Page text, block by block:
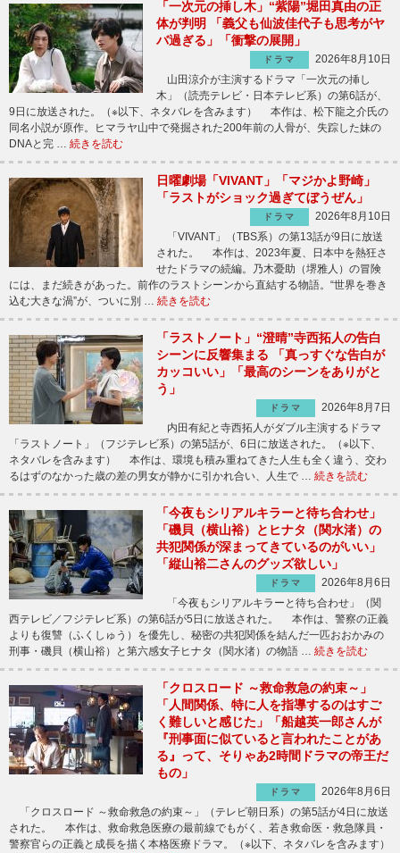
「一次元の挿し木」“紫陽”堀田真由の正
体が判明 「義父も仙波佳代子も思考がヤ
バ過ぎる」「衝撃の展開」
ドラマ
2026年8月10日
山田涼介が主演するドラマ「一次元の挿し
木」（読売テレビ・日本テレビ系）の第6話が、
9日に放送された。（※以下、ネタバレを含みます） 本作は、松下龍之介氏の
同名小説が原作。ヒマラヤ山中で発掘された200年前の人骨が、失踪した妹の
DNAと完 … 続きを読む
日曜劇場「VIVANT」「マジかよ野崎」
「ラストがショック過ぎてぼうぜん」
ドラマ
2026年8月10日
「VIVANT」（TBS系）の第13話が9日に放送
された。 本作は、2023年夏、日本中を熱狂さ
せたドラマの続編。乃木憂助（堺雅人）の冒険
には、まだ続きがあった。前作のラストシーンから直結する物語。“世界を巻き
込む大きな渦”が、ついに別 … 続きを読む
「ラストノート」“澄晴”寺西拓人の告白
シーンに反響集まる 「真っすぐな告白が
カッコいい」「最高のシーンをありがと
う」
ドラマ
2026年8月7日
内田有紀と寺西拓人がダブル主演するドラマ
「ラストノート」（フジテレビ系）の第5話が、6日に放送された。（※以下、
ネタバレを含みます） 本作は、環境も積み重ねてきた人生も全く違う、交わ
るはずのなかった歳の差の男女が静かに引かれ合い、人生で … 続きを読む
「今夜もシリアルキラーと待ち合わせ」
「磯貝（横山裕）とヒナタ（関水渚）の
共犯関係が深まってきているのがいい」
「縦山裕二さんのグッズ欲しい」
ドラマ
2026年8月6日
「今夜もシリアルキラーと待ち合わせ」（関
西テレビ／フジテレビ系）の第6話が5日に放送された。 本作は、警察の正義
よりも復讐（ふくしゅう）を優先し、秘密の共犯関係を結んだ一匹おおかみの
刑事・磯貝（横山裕）と第六感女子ヒナタ（関水渚）の物語 … 続きを読む
「クロスロード ～救命救急の約束～」
「人間関係、特に人を指導するのはすご
く難しいと感じた」「船越英一郎さんが
『刑事面に似ていると言われたことがあ
る』って、そりゃあ2時間ドラマの帝王だ
もの」
ドラマ
2026年8月6日
「クロスロード ～救命救急の約束～」（テレビ朝日系）の第5話が4日に放送
された。 本作は、救命救急医療の最前線でもがく、若き救命医・救急隊員・
警察官らの正義と成長を描く本格医療ドラマ。（※以下、ネタバレを含みます）